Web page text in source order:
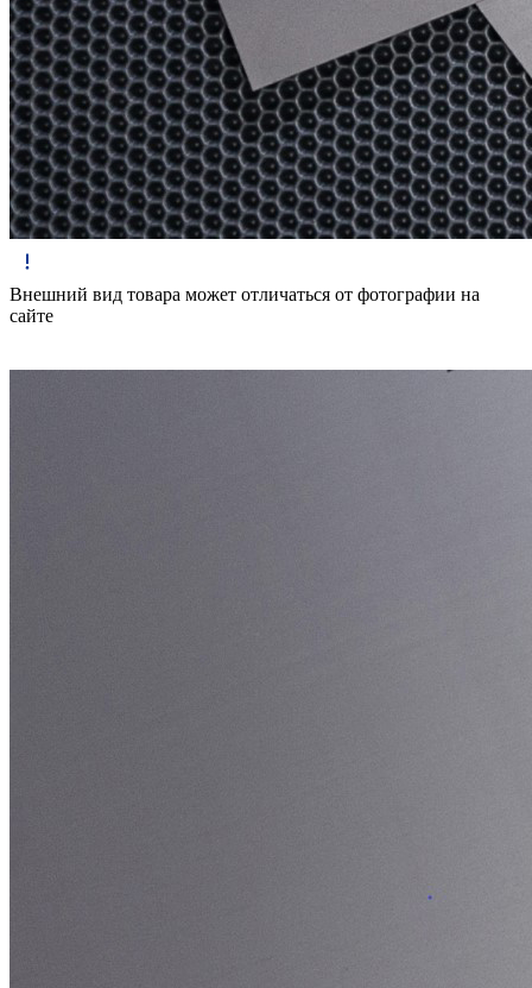
Внешний вид товара может отличаться от фотографии на
сайте